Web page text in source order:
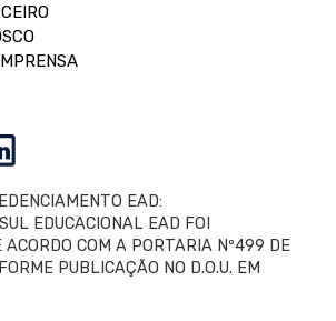
EAD:
EDUCACIONAL EAD FOI
ACORDO COM A PORTARIA Nº499 DE
PUBLICAÇÃO NO D.O.U. EM